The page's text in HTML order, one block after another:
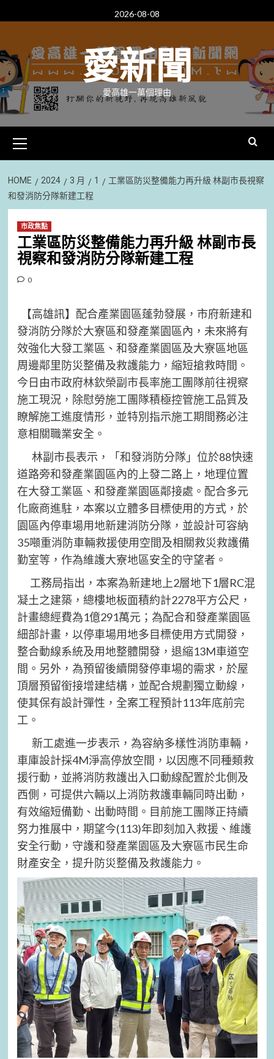
to
2026-08-08
愛新聞
愛高雄一萬個理由
Menu
HOME 2024 3 月 1
工業區防災整備能力再升級 林副市長視察
和發消防分隊新建工程
市政焦點
工業區防災整備能力再升級 林副市長
視察和發消防分隊新建工程
0
【高雄訊】配合產業園區蓬勃發展，市府新建和
發消防分隊於大寮區和發產業園區內，未來將有
效強化大發工業區、和發產業園區及大寮區地區
周邊鄰里防災整備及救護能力，縮短搶救時間。
今日由市政府林欽榮副市長率施工團隊前往視察
施工現況，除慰勞施工團隊積極控管施工品質及
瞭解施工進度情形，並特別指示施工期間務必注
意相關職業安全。
林副市長表示，「和發消防分隊」位於88快速
道路旁和發產業園區內的上發二路上，地理位置
在大發工業區、和發產業園區鄰接處。配合多元
化廠商進駐，本案以立體多目標使用的方式，於
園區內停車場用地新建消防分隊，並設計可容納
35噸重消防車輛救援使用空間及相關救災救護備
勤室等，作為維護大寮地區安全的守望者。
工務局指出，本案為新建地上2層地下1層RC混
凝土之建築，總樓地板面積約計2278平方公尺，
計畫總經費為1億291萬元；為配合和發產業園區
細部計畫，以停車場用地多目標使用方式開發，
整合動線系統及用地整體開發，退縮13M車道空
間。另外，為預留後續開發停車場的需求，於屋
頂層預留銜接增建結構，並配合規劃獨立動線，
使其保有設計彈性，全案工程預計113年底前完
工。
新工處進一步表示，為容納多樣性消防車輛，
車庫設計採4M淨高停放空間，以因應不同種類救
援行動，並將消防救護出入口動線配置於北側及
西側，可提供六輛以上消防救護車輛同時出動，
有效縮短備勤、出動時間。目前施工團隊正持續
努力推展中，期望今(113)年即刻加入救援、維護
安全行動，守護和發產業園區及大寮區市民生命
財產安全，提升防災整備及救護能力。